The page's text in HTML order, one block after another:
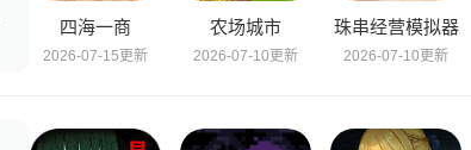
四海一商
2026-07-15更新
农场城市
2026-07-10更新
珠串经营模拟器
2026-07-10更新